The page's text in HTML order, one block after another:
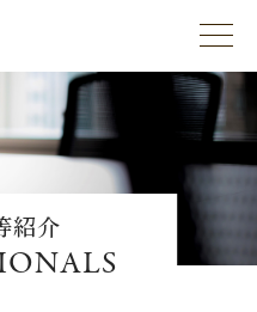
紹介